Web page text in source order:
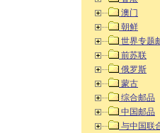
澳门
朝鲜
世界专题
前苏联
俄罗斯
蒙古
综合邮品
中国邮品
与中国联